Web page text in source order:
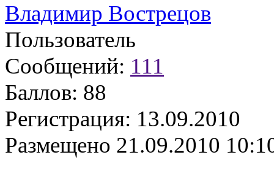
Владимир Вострецов
Пользователь
Сообщений: 111
Баллов: 88
Регистрация: 13.09.2010
Размещено 21.09.2010